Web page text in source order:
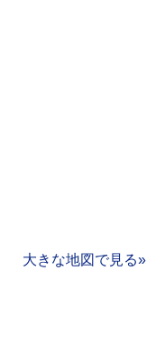
大きな地図で見る»